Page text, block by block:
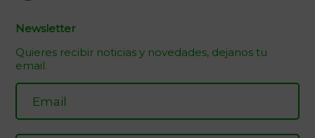
Newsletter
Quieres recibir noticias y novedades, dejanos tu
email.